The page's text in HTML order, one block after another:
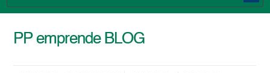
PP emprende BLOG